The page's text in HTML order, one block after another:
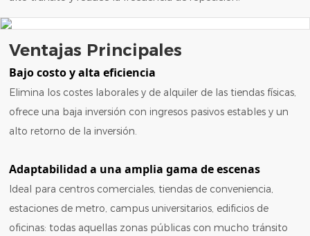
Ventajas Principales
Bajo costo y alta eficiencia
Elimina los costes laborales y de alquiler de las tiendas físicas,
ofrece una baja inversión con ingresos pasivos estables y un
alto retorno de la inversión.
Adaptabilidad a una amplia gama de escenas
Ideal para centros comerciales, tiendas de conveniencia,
estaciones de metro, campus universitarios, edificios de
oficinas: todas aquellas zonas públicas con mucho tránsito